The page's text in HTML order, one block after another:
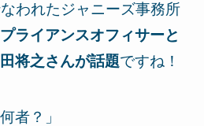
われたジャニーズ事務所
ライアンスオフィサーと
将之さんが話題ですね！
者？」